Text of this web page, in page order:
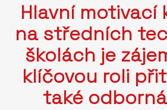
Hlavní motivací
na středních
školách je
klíčovou roli
také